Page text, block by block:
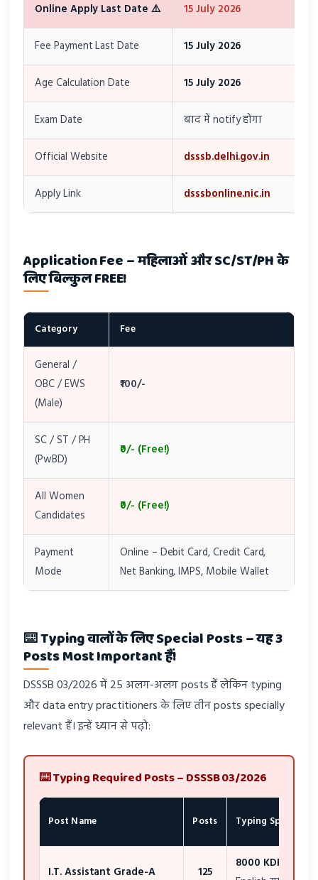
Online Apply Last Date ⚠️ 15 July 2026
Fee Payment Last Date 15 July 2026
Age Calculation Date 15 July 2026
Exam Date बाद में notify होगा
Official Website dsssb.delhi.gov.in
Apply Link dsssbonline.nic.in
Application Fee – महिलाओं और SC/ST/PH के
लिए बिल्कुल FREE!
Category Fee
General /
OBC / EWS
(Male)
₹100/-
SC / ST / PH
(PwBD)
₹0/- (Free!)
All Women
Candidates
₹0/- (Free!)
Payment
Mode
Online – Debit Card, Credit Card,
Net Banking, IMPS, Mobile Wallet
⌨️ Typing वालों के लिए Special Posts – यह 3
Posts Most Important हैं!
DSSSB 03/2026 में 25 अलग-अलग posts हैं लेकिन typing
और data entry practitioners के लिए तीन posts specially
relevant हैं। इन्हें ध्यान से पढ़ो:
⌨️ Typing Required Posts – DSSSB 03/2026
Post Name Posts Typing Speed
I.T. Assistant Grade-A 125
8000 KDPH